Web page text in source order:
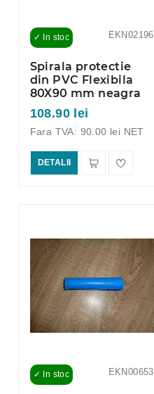
EKN02196
✓ In stoc
Spirala protectie
din PVC Flexibila
80X90 mm neagra
108.90 lei
Fara TVA: 90.00 lei NET
DETALII
EKN00653
✓ In stoc